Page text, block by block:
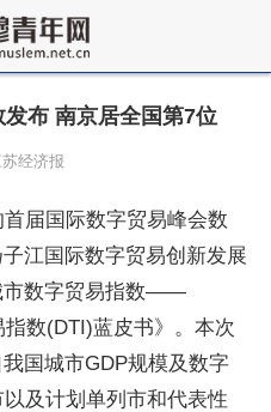
布 南京居全国第7位
经济报
届国际数字贸易峰会数
江国际数字贸易创新发展
市数字贸易指数——
指数(DTI)蓝皮书》。本次
国城市GDP规模及数字
及计划单列市和代表性